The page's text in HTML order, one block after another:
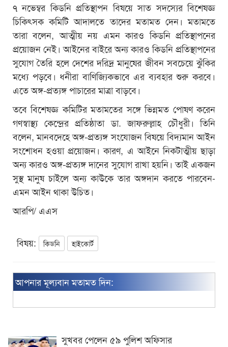
৭ নভেম্বর কিডনি প্রতিস্থাপন বিষয়ে সাত সদস্যের বিশেষজ্ঞ
চিকিৎসক কমিটি আদালতে তাদের মতামত দেন। মতামতে
তারা বলেন, আত্মীয় নয় এমন কারও কিডনি প্রতিস্থাপনের
প্রয়োজন নেই। আইনের বাইরে অন্য কারও কিডনি প্রতিস্থাপনের
সুযোগ তৈরি হলে দেশের দরিদ্র মানুষের জীবন সবচেয়ে ঝুঁকির
মধ্যে পড়বে। ধনীরা বাণিজ্যিকভাবে এর ব্যবহার শুরু করবে।
এতে অঙ্গ-প্রত্যঙ্গ পাচারের মাত্রা বাড়বে।
তবে বিশেষজ্ঞ কমিটির মতামতের সঙ্গে ভিন্নমত পোষণ করেন
গণস্বাস্থ্য কেন্দ্রের প্রতিষ্ঠাতা ডা. জাফরুল্লাহ চৌধুরী। তিনি
বলেন, মানবদেহে অঙ্গ-প্রত্যঙ্গ সংযোজন বিষয়ে বিদ্যমান আইন
সংশোধন হওয়া প্রয়োজন। কারণ, এ আইনে নিকটাত্মীয় ছাড়া
অন্য কারও অঙ্গ-প্রত্যঙ্গ দানের সুযোগ রাখা হয়নি। তাই একজন
সুস্থ মানুষ চাইলে অন্য কাউকে তার অঙ্গদান করতে পারবেন-
এমন আইন থাকা উচিত।
আরপি/ এএস
বিষয়: কিডনি হাইকোর্ট
আপনার মূল্যবান মতামত দিন:
সুখবর পেলেন ৫৯ পুলিশ অফিসার